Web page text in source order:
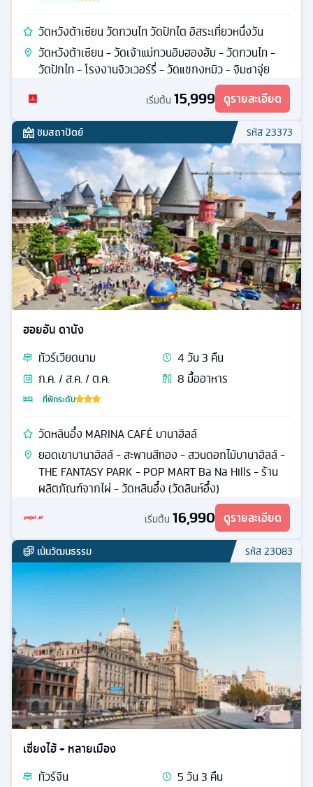
วัดหวังต้าเซียน วัดกวนไท วัดปักไต อิสระเที่ยวหนึ่งวัน
วัดหวังต้าเซียน - วัดเจ้าแม่กวนอิมฮองฮัม - วัดกวนไท -
วัดปักไท - โรงงานจิวเวอร์รี่ - วัดแชกงหมิว - จิมซาจุ่ย
เริ่มต้น 15,999 ดูรายละเอียด
ชมสถาปัตย์ รหัส23373
ฮอยอัน ดานัง
ทัวร์เวียดนาม 4วัน3 คืน
ก.ค. / ส.ค. / ต.ค.
8 มื้ออาหาร
ที่พักระดับ
วัดหลินอึ๋ง MARINA CAFÉ บานาฮิลล์
ยอดเขาบานาฮิลล์ - สะพานสีทอง - สวนดอกไม้บานาฮิลล์ -
THE FANTASY PARK - POP MART Ba Na Hills - ร้าน
ผลิตภัณฑ์จากไผ่ - วัดหลินอึ๋ง (วัดลินห์อึ๋ง)
เริ่มต้น 16,990 ดูรายละเอียด
เน้นวัฒนธรรม รหัส23083
เซี่ยงไฮ้ + หลายเมือง
ทัวร์จีน 5วัน3 คืน